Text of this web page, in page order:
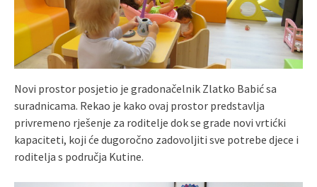
Novi prostor posjetio je gradonačelnik Zlatko Babić sa
suradnicama. Rekao je kako ovaj prostor predstavlja
privremeno rješenje za roditelje dok se grade novi vrtićki
kapaciteti, koji će dugoročno zadovoljiti sve potrebe djece i
roditelja s područja Kutine.